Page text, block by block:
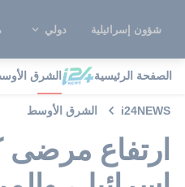
شؤون إسرائيلية دولي
الصفحة الرئيسية الشرق
i24NEWS الشرق الأوسط
ارتفاع مرضى